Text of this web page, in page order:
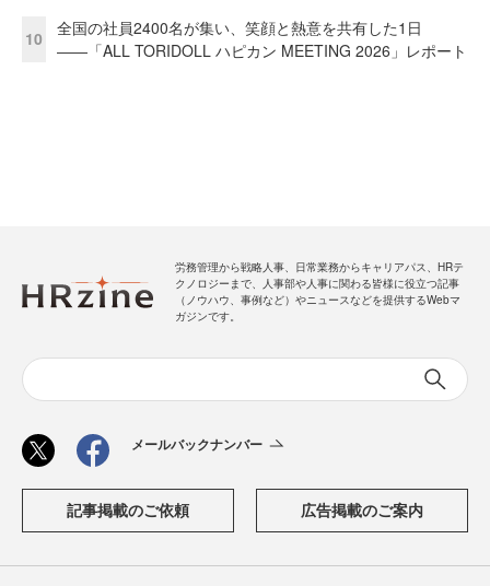
10
全国の社員2400名が集い、笑顔と熱意を共有した1日
――「ALL TORIDOLL ハピカン MEETING 2026」レポート
労務管理から戦略人事、日常業務からキャリアパス、HRテ
クノロジーまで、人事部や人事に関わる皆様に役立つ記事
（ノウハウ、事例など）やニュースなどを提供するWebマ
ガジンです。
メールバックナンバー
記事掲載のご依頼 広告掲載のご案内